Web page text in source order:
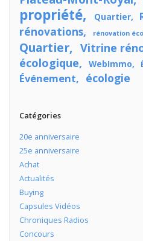
propriété Quartier
rénovations rénovation
Quartier
Vitrine
écologique
WebImmo
Événement écologie
Catégories
20e anniversaire
25e anniversaire
Achat
Actualités
Buying
Capsules Vidéos
Chroniques Radios
Concours